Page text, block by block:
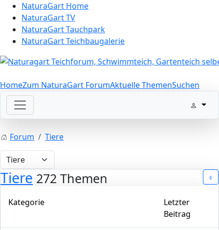
NaturaGart Home
NaturaGart TV
NaturaGart Tauchpark
NaturaGart Teichbaugalerie
HomeZum NaturaGart ForumAktuelle ThemenSuchen
Forum Tiere
Tiere 272 Themen
Kategorie
Letzter
Beitrag